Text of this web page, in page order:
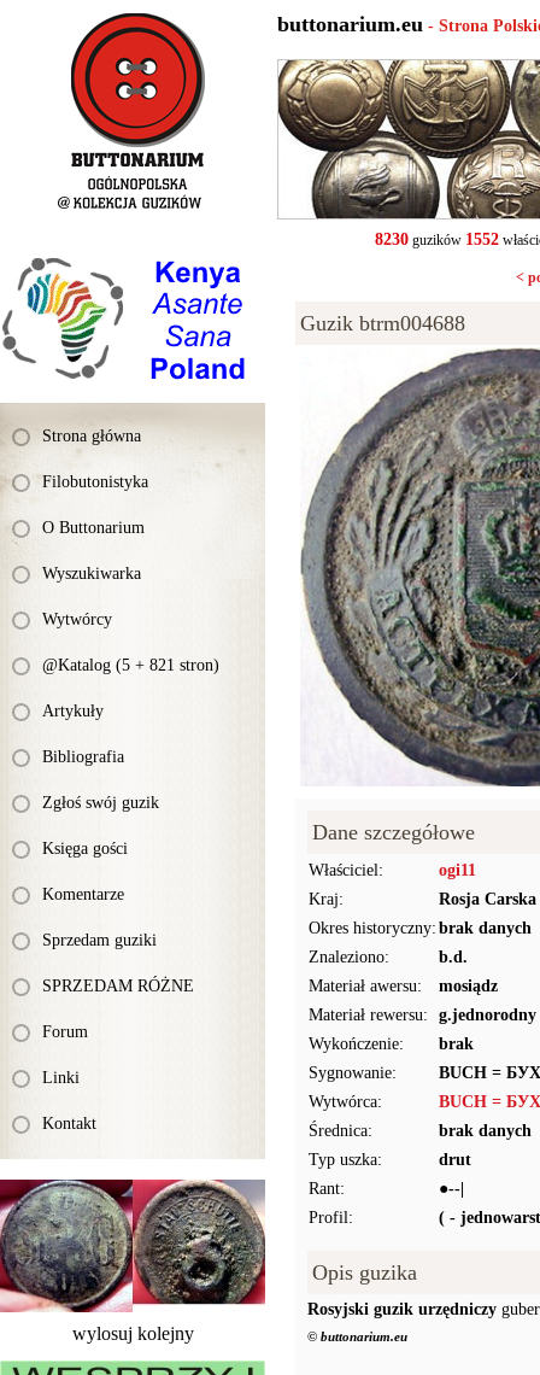
Strona główna
Filobutonistyka
O Buttonarium
Wyszukiwarka
Wytwórcy
@Katalog (5 + 821 stron)
Artykuły
Bibliografia
Zgłoś swój guzik
Księga gości
Komentarze
Sprzedam guziki
SPRZEDAM RÓŻNE
Forum
Linki
Kontakt
wylosuj kolejny
buttonarium.eu - Strona
8230guzików 1552
<
Guzik btrm004688
Dane szczegółowe
Właściciel:
ogi11
Kraj:
Rosja Carska
Okres historyczny: brak danych
Znaleziono:
b.d.
Materiał awersu:
mosiądz
Materiał rewersu:
g.jednorodny
Wykończenie:
brak
Sygnowanie:
BUCH =
Wytwórca:
BUCH =
Średnica:
brak danych
Typ uszka:
drut
Rant:
●--|
Profil:
( -
Opis guzika
Rosyjski guzik urzędniczy
© buttonarium.eu